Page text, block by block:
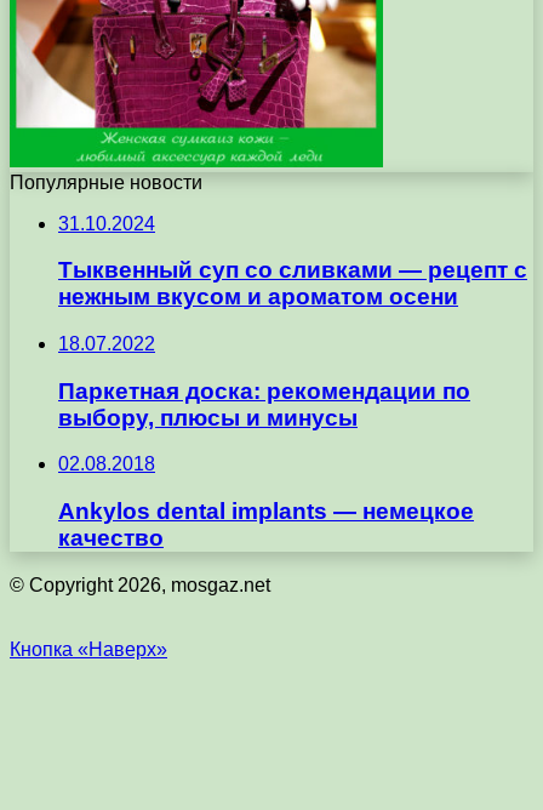
Популярные новости
31.10.2024
Тыквенный суп со сливками — рецепт с
нежным вкусом и ароматом осени
18.07.2022
Паркетная доска: рекомендации по
выбору, плюсы и минусы
02.08.2018
Ankylos dental implants — немецкое
качество
© Copyright 2026, mosgaz.net
Кнопка «Наверх»